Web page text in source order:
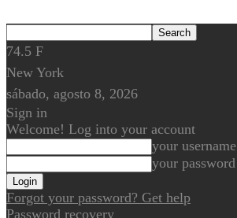
74.5 F
New York
sábado, agosto 8, 2026
Sign in
Welcome! Log into your account
your username
your password
Forgot your password? Get help
Password recovery